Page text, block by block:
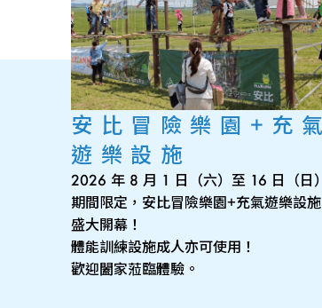
安比冒險樂園+充氣
遊樂設施
2026 年 8 月 1 日（六）至 16 日（日）
期間限定，安比冒險樂園+充氣遊樂設施
盛大開幕！
體能訓練設施成人亦可使用！
歡迎闔家蒞臨體驗。